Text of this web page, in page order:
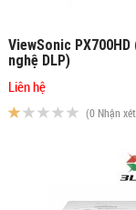
ViewSonic PX700HD
nghệ DLP)
Liên hệ
(0 Nhận